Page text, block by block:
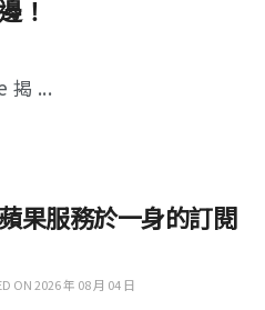
！
揭 ...
果服務於一身的訂閱
ON 2026 年 08 月 04 日